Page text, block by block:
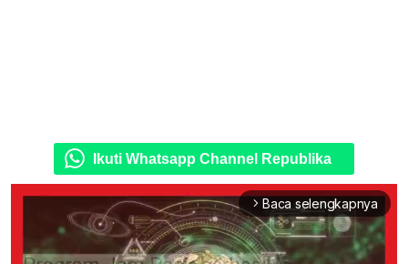
Ikuti Whatsapp Channel Republika
arrow_forward_ios Baca selengkapnya